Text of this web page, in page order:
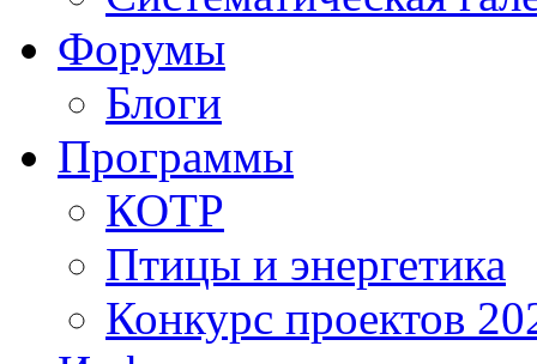
Форумы
Блоги
Программы
КОТР
Птицы и энергетика
Конкурс проектов